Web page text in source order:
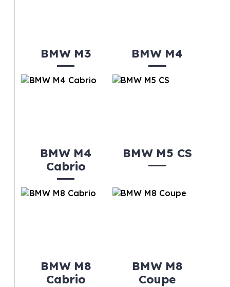
BMW M3 BMW M4
BMW M4
Cabrio
BMW M5 CS
BMW M8
Cabrio
BMW M8
Coupe